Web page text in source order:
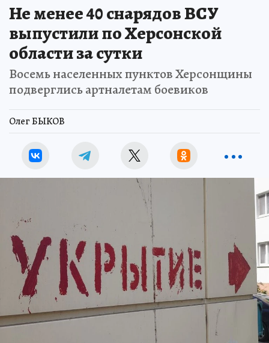
Не менее 40 снарядов ВСУ
выпустили по Херсонской
области за сутки
Восемь населенных пунктов Херсонщины
подверглись артналетам боевиков
Олег БЫКОВ